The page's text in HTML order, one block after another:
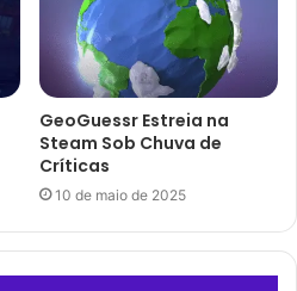
GeoGuessr Estreia na
Steam Sob Chuva de
Críticas
10 de maio de 2025